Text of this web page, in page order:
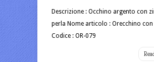
Descrizione : Occhino argento con
perla Nome articolo : Orecchino con
Codice : OR-079